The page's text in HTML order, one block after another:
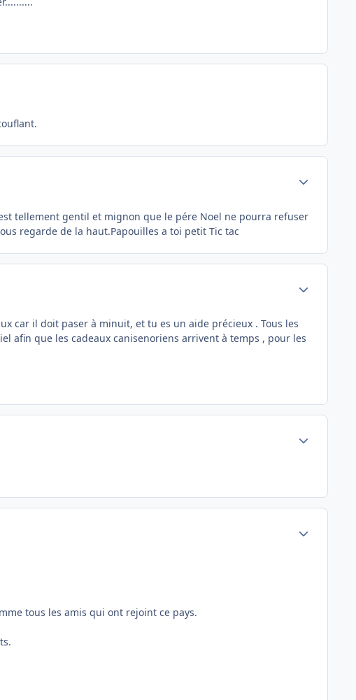
tellement gentil et mignon que le pére Noel ne pourra refuser
regarde de la haut.Papouilles a toi petit Tic tac
car il doit paser à minuit, et tu es un aide précieux . Tous les
afin que les cadeaux canisenoriens arrivent à temps , pour les
tous les amis qui ont rejoint ce pays.